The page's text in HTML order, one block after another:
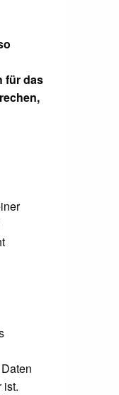
für das
ist.